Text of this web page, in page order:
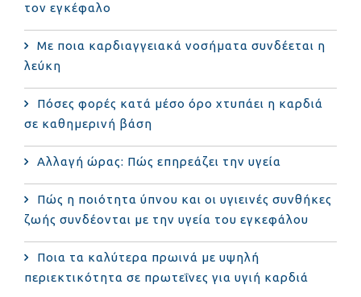
τον εγκέφαλο
Με ποια καρδιαγγειακά νοσήματα συνδέεται η
λεύκη
Πόσες φορές κατά μέσο όρο χτυπάει η καρδιά
σε καθημερινή βάση
Αλλαγή ώρας: Πώς επηρεάζει την υγεία
Πώς η ποιότητα ύπνου και οι υγιεινές συνθήκες
ζωής συνδέονται με την υγεία του εγκεφάλου
Ποια τα καλύτερα πρωινά με υψηλή
περιεκτικότητα σε πρωτεΐνες για υγιή καρδιά